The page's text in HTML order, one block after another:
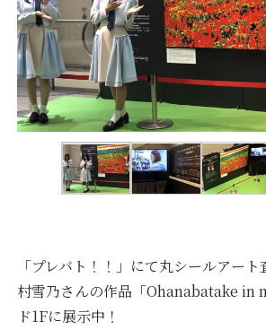
「プレバト！！」にて丸シールアー
村雪乃さんの作品「Ohanabatake in
ド1Fに展示中！